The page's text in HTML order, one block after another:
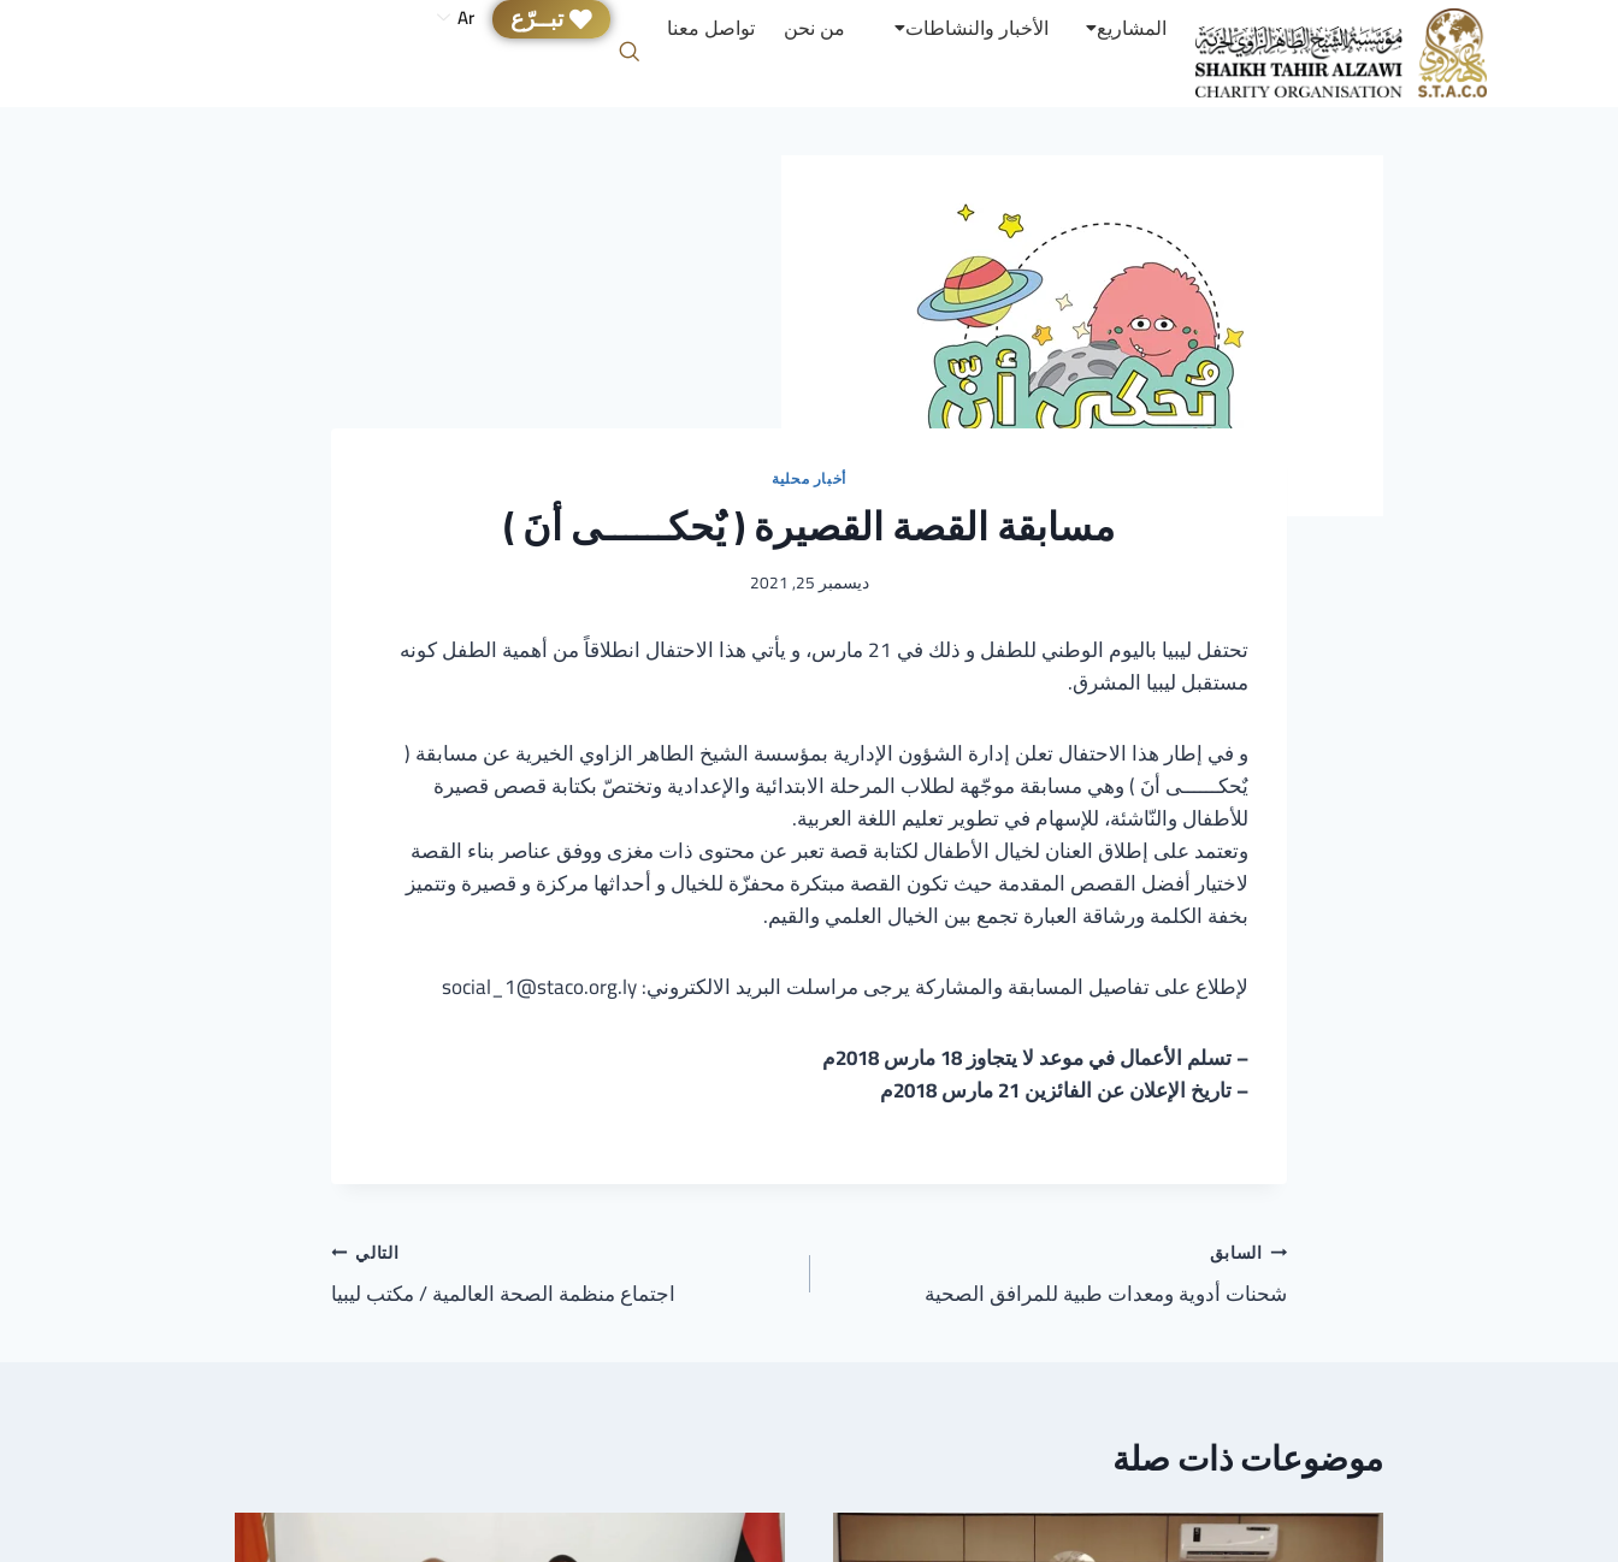
المشاريع الأخبار والنشاطات من نحن تواصل معنا تبــرّع Ar
أخبار محلية
مسابقة القصة القصيرة ( يٌحكــــــى أنَ )
ديسمبر 25, 2021
تحتفل ليبيا باليوم الوطني للطفل و ذلك في 21 مارس، و يأتي هذا الاحتفال انطلاقاً من أهمية الطفل كونه
مستقبل ليبيا المشرق.
و في إطار هذا الاحتفال تعلن إدارة الشؤون الإدارية بمؤسسة الشيخ الطاهر الزاوي الخيرية عن مسابقة (
يٌحكــــــى أنَ ) وهي مسابقة موجّهة لطلاب المرحلة الابتدائية والإعدادية وتختصّ بكتابة قصص قصيرة
للأطفال والنّاشئة، للإسهام في تطوير تعليم اللغة العربية.
وتعتمد على إطلاق العنان لخيال الأطفال لكتابة قصة تعبر عن محتوى ذات مغزى ووفق عناصر بناء القصة
لاختيار أفضل القصص المقدمة حيث تكون القصة مبتكرة محفزّة للخيال و أحداثها مركزة و قصيرة وتتميز
بخفة الكلمة ورشاقة العبارة تجمع بين الخيال العلمي والقيم.
لإطلاع على تفاصيل المسابقة والمشاركة يرجى مراسلت البريد الالكتروني: social_1@staco.org.ly
– تسلم الأعمال في موعد لا يتجاوز 18 مارس 2018م
– تاريخ الإعلان عن الفائزين 21 مارس 2018م
السابق
شحنات أدوية ومعدات طبية للمرافق الصحية
التالي
اجتماع منظمة الصحة العالمية / مكتب ليبيا
موضوعات ذات صلة